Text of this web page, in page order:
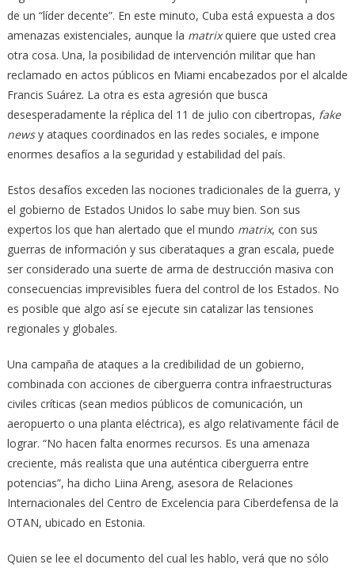
de un “líder decente”. En este minuto, Cuba está expuesta a dos
amenazas existenciales, aunque la matrixquiere que usted crea
otra cosa. Una, la posibilidad de intervención militar que han
reclamado en actos públicos en Miami encabezados por el alcalde
Francis Suárez. La otra es esta agresión que busca
desesperadamente la réplica del 11 de julio con cibertropas, fake
newsy ataques coordinados en las redes sociales, e impone
enormes desafíos a la seguridad y estabilidad del país.
Estos desafíos exceden las nociones tradicionales de la guerra, y
el gobierno de Estados Unidos lo sabe muy bien. Son sus
expertos los que han alertado que el mundo matrix, con sus
guerras de información y sus ciberataques a gran escala, puede
ser considerado una suerte de arma de destrucción masiva con
consecuencias imprevisibles fuera del control de los Estados. No
es posible que algo así se ejecute sin catalizar las tensiones
regionales y globales.
Una campaña de ataques a la credibilidad de un gobierno,
combinada con acciones de ciberguerra contra infraestructuras
civiles críticas (sean medios públicos de comunicación, un
aeropuerto o una planta eléctrica), es algo relativamente fácil de
lograr. “No hacen falta enormes recursos. Es una amenaza
creciente, más realista que una auténtica ciberguerra entre
potencias”, ha dicho Liina Areng, asesora de Relaciones
Internacionales del Centro de Excelencia para Ciberdefensa de la
OTAN, ubicado en Estonia.
Quien se lee el documento del cual les hablo, verá que no sólo